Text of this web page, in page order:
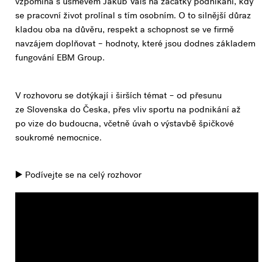
vzpomíná s úsměvem Jakub Vais na začátky podnikání, kdy
se pracovní život prolínal s tím osobním. O to silnější důraz
kladou oba na důvěru, respekt a schopnost se ve firmě
navzájem doplňovat – hodnoty, které jsou dodnes základem
fungování EBM Group.
V rozhovoru se dotýkají i širších témat – od přesunu
ze Slovenska do Česka, přes vliv sportu na podnikání až
po vize do budoucna, včetně úvah o výstavbě špičkové
soukromé nemocnice.
▶️ Podívejte se na celý rozhovor